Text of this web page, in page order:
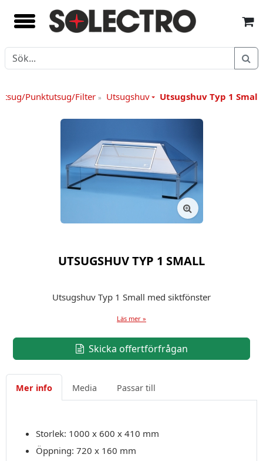
Punktutsug/Filter» Utsugshuv Utsugshuv Typ 1 Small
UTSUGSHUV TYP 1 SMALL
Utsugshuv Typ 1 Small med siktfönster
Läs mer »
Skicka offertförfrågan
Mer info Media Passar till
Storlek: 1000 x 600 x 410 mm
Öppning: 720 x 160 mm